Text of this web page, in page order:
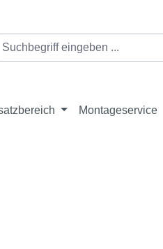
Montageservice